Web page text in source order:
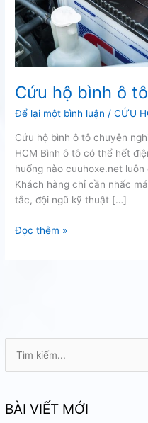
k
BÀI VIẾT MỚI
Cứu hộ bình ô
Để lại một bình luận /CỨU
Cứu hộ bình ô tô chuyên
HCM Bình ô tô có thể hết
huống nào cuuhoxe.net
Khách hàng chỉ cần nhấc
tắc, đội ngũ kỹ thuật […]
Cứu
Đọc thêm »